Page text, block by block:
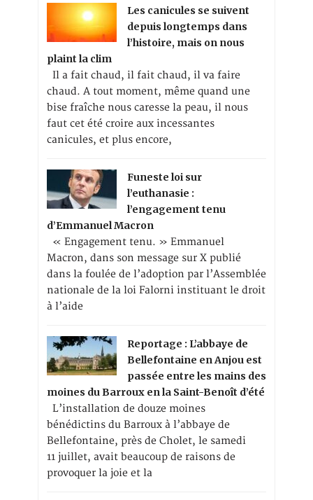
Les canicules se suivent
depuis longtemps dans
l’histoire, mais on nous
plaint la clim
Il a fait chaud, il fait chaud, il va faire
chaud. A tout moment, même quand une
bise fraîche nous caresse la peau, il nous
faut cet été croire aux incessantes
canicules, et plus encore,
Funeste loi sur
l’euthanasie :
l’engagement tenu
d’Emmanuel Macron
« Engagement tenu. » Emmanuel
Macron, dans son message sur X publié
dans la foulée de l’adoption par l’Assemblée
nationale de la loi Falorni instituant le droit
à l’aide
Reportage : L’abbaye de
Bellefontaine en Anjou est
passée entre les mains des
moines du Barroux en la Saint-Benoît d’été
L’installation de douze moines
bénédictins du Barroux à l’abbaye de
Bellefontaine, près de Cholet, le samedi
11 juillet, avait beaucoup de raisons de
provoquer la joie et la